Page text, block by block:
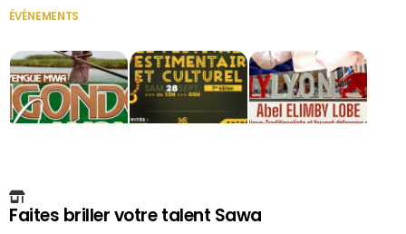
ÉVÉNEMENTS
Faites briller votre talent Sawa